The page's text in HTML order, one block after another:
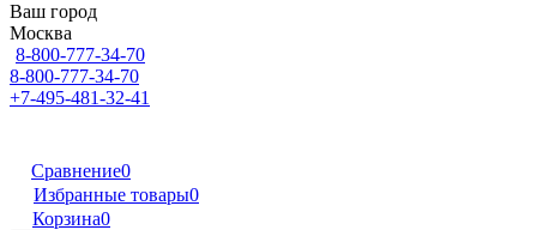
Ваш город
Москва
8-800-777-34-70
8-800-777-34-70
+7-495-481-32-41
Сравнение0
Избранные товары0
Корзина0